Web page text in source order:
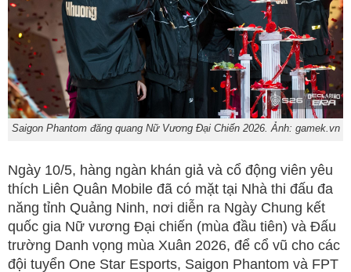
Saigon Phantom đăng quang Nữ Vương Đại Chiến 2026. Ảnh: gamek.vn
Ngày 10/5, hàng ngàn khán giả và cổ động viên yêu
thích Liên Quân Mobile đã có mặt tại Nhà thi đấu đa
năng tỉnh Quảng Ninh, nơi diễn ra Ngày Chung kết
quốc gia Nữ vương Đại chiến (mùa đầu tiên) và Đấu
trường Danh vọng mùa Xuân 2026, để cổ vũ cho các
đội tuyển One Star Esports, Saigon Phantom và FPT